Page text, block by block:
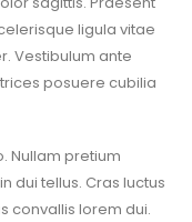
ligula vitae
Vestibulum ante
posuere cubilia
Nullam pretium
dui tellus. Cras luctus
convallis lorem dui.